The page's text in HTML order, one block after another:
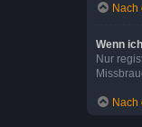
Nach
Wenn
Nur
Nach